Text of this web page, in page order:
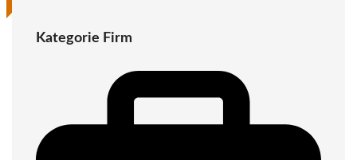
Kategorie Firm